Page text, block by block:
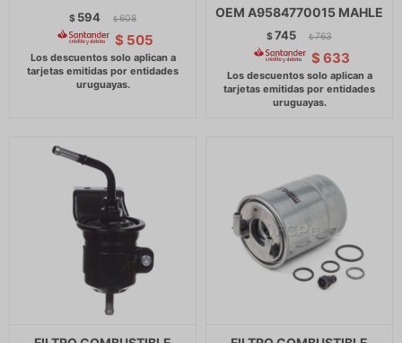
$ 594 $ 608
$ 505
OEM A9584770015 MAHLE
$745 $ 763
$ 633